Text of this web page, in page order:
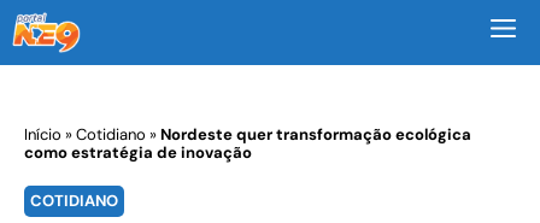
Início »Cotidiano »Nordeste quer transformação ecológica
como estratégia de inovação
COTIDIANO